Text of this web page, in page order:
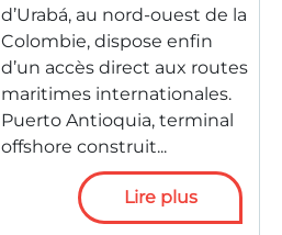
d’Urabá, au nord-ouest de la
Colombie, dispose enfin
d’un accès direct aux routes
maritimes internationales.
Puerto Antioquia, terminal
offshore construit...
Lire plus